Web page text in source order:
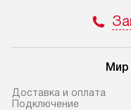
Мир
Доставка и оплата
Подключение